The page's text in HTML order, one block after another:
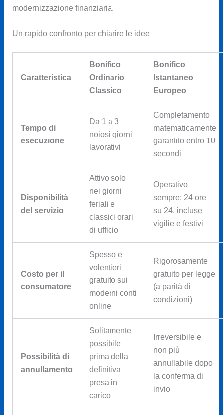
modernizzazione finanziaria.
Un rapido confronto per chiarire le idee
Caratteristica
Bonifico
Ordinario
Classico
Bonifico
Istantaneo
Europeo
Tempo di
esecuzione
Da 1 a 3
noiosi giorni
lavorativi
Completamento
matematicamente
garantito entro 10
secondi
Disponibilità
del servizio
Attivo solo
nei giorni
feriali e
classici orari
di ufficio
Operativo
sempre: 24 ore
su 24, incluse
vigilie e festivi
Costo per il
consumatore
Spesso e
volentieri
gratuito sui
moderni conti
online
Rigorosamente
gratuito per legge
(a parità di
condizioni)
Possibilità di
annullamento
Solitamente
possibile
prima della
definitiva
presa in
carico
Irreversibile e
non più
annullabile dopo
la conferma di
invio